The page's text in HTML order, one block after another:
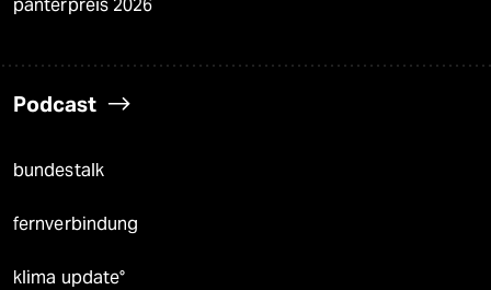
panterpreis 2026
Podcast
bundestalk
fernverbindung
klima update°